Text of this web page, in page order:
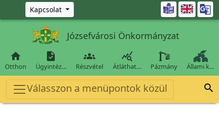
Ugrás a fő tartalomra
Kapcsolat 
Józsefvárosi Önkormányzat

Otthon

Ügyintéz…

Részvétel

Átláthat… Pázmány Állami k…
Válasszon a menüpontok közül 